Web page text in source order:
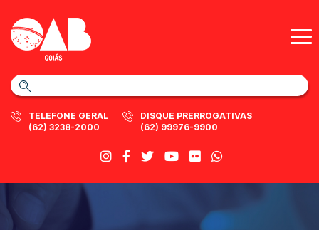
TELEFONE GERAL
(62) 3238-2000
DISQUE PRERROGATIVAS
(62) 99976-9900